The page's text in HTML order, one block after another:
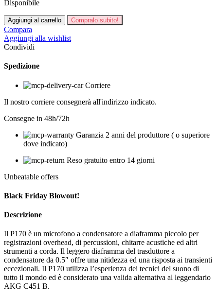
Disponibile
AKG
P170
quantità
Aggiungi al carrello Compralo subito!
Compara
Aggiungi alla wishlist
Condividi
Spedizione
Corriere
Il nostro corriere consegnerà all'indirizzo indicato.
Consegne in 48h/72h
Garanzia 2 anni del produttore ( o superiore
dove indicato)
Reso gratuito entro 14 giorni
Unbeatable offers
Black Friday Blowout!
Descrizione
Il P170 è un microfono a condensatore a diaframma piccolo per
registrazioni overhead, di percussioni, chitarre acustiche ed altri
strumenti a corda. Il leggero diaframma del trasduttore a
condensatore da 0.5″ offre una nitidezza ed una risposta ai transienti
eccezionali. Il P170 utilizza l’esperienza dei tecnici del suono di
tutto il mondo ed è considerato una valida alternativa al leggendario
AKG C451 B.